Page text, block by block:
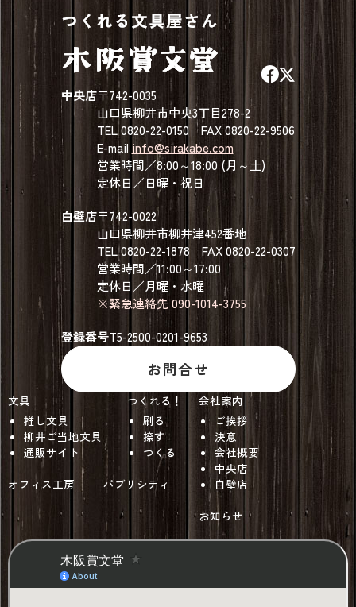
中央店〒742-0035
山口県柳井市中央3丁目278-2
TEL 0820-22-0150 FAX 0820-22-9506
E-mail info@sirakabe.com
営業時間／8:00～18:00 (月～土)
定休日／日曜・祝日
白壁店〒742-0022
山口県柳井市柳井津452番地
TEL 0820-22-1878 FAX 0820-22-0307
営業時間／11:00～17:00
定休日／月曜・水曜
※緊急連絡先 090-1014-3755
登録番号T5-2500-0201-9653
お問合せ
文具
推し文具
柳井ご当地文具
通販サイト
つくれる！
刷る
捺す
つくる
会社案内
ご挨拶
決意
会社概要
中央店
白壁店
オフィス工房
パブリシティ
お知らせ